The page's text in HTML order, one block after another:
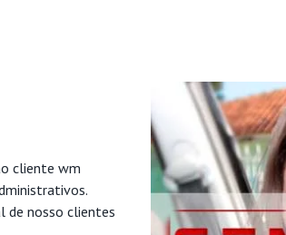
cliente wm
de nosso clientes